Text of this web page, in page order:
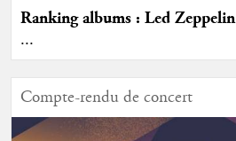
Ranking albums : Led Zeppelin
...
Compte-rendu de concert